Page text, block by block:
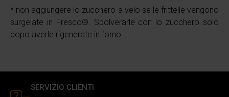
cui utilizzi il nostro sito ai nostri partner che si occupano
di analisi dei dati web, pubblicità e social media, i quali
potrebbero combinarle con altre informazioni che hai
* non aggiungere lo zucchero a velo se le frittelle vengono
surgelate in Fresco®. Spolverarle con lo zucchero solo
dopo averle rigenerate in forno.
SERVIZIO CLIENTI